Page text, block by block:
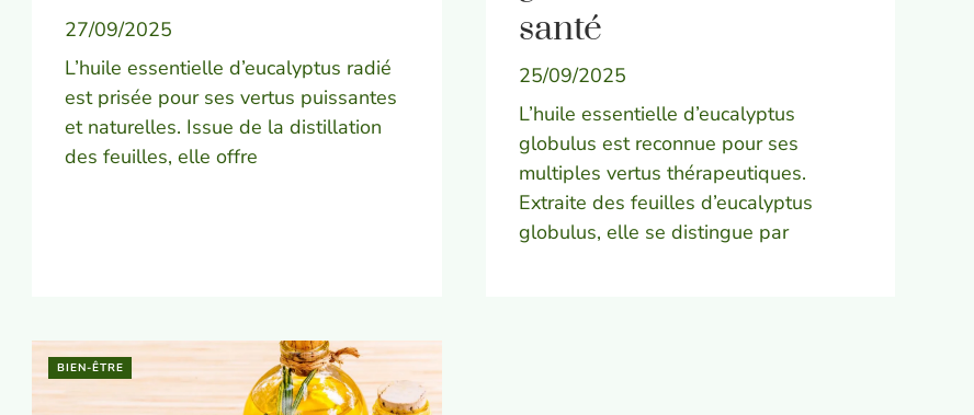
27/09/2025
L’huile essentielle d’eucalyptus radié
est prisée pour ses vertus puissantes
et naturelles. Issue de la distillation
des feuilles, elle offre
santé
25/09/2025
L’huile essentielle d’eucalyptus
globulus est reconnue pour ses
multiples vertus thérapeutiques.
Extraite des feuilles d’eucalyptus
globulus, elle se distingue par
BIEN-ÊTRE